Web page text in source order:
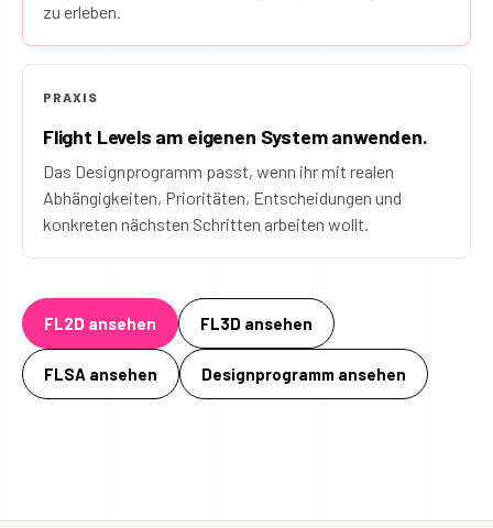
zu erleben.
PRAXIS
Flight Levels am eigenen System anwenden.
Das Designprogramm passt, wenn ihr mit realen
Abhängigkeiten, Prioritäten, Entscheidungen und
konkreten nächsten Schritten arbeiten wollt.
FL2D ansehen FL3D ansehen
FLSA ansehen Designprogramm ansehen